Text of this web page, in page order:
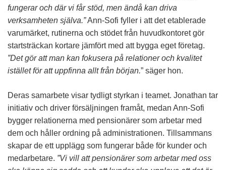
fungerar och där vi får stöd, men ändå kan driva
verksamheten själva.”Ann-Sofi fyller i att det etablerade
varumärket, rutinerna och stödet från huvudkontoret gör
startsträckan kortare jämfört med att bygga eget företag.
”Det gör att man kan fokusera på relationer och kvalitet
istället för att uppfinna allt från början.” säger hon.
Deras samarbete visar tydligt styrkan i teamet. Jonathan tar
initiativ och driver försäljningen framåt, medan Ann-Sofi
bygger relationerna med pensionärer som arbetar med
dem och håller ordning på administrationen. Tillsammans
skapar de ett upplägg som fungerar både för kunder och
medarbetare. ”Vi vill att pensionärer som arbetar med oss